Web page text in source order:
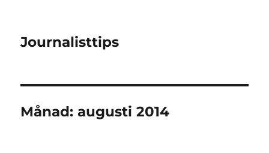
Journalisttips
Månad:augusti 2014